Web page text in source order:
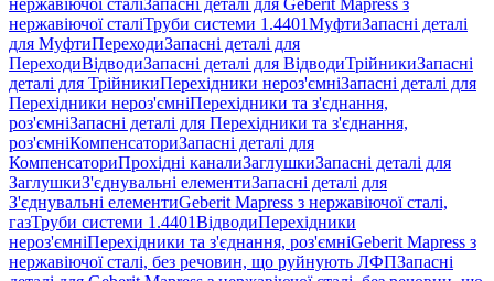
нержавіючої сталіЗапасні деталі для Geberit Mapress з
нержавіючої сталіТруби системи 1.4401МуфтиЗапасні деталі
для МуфтиПереходиЗапасні деталі для
ПереходиВідводиЗапасні деталі для ВідводиТрійникиЗапасні
деталі для ТрійникиПерехідники нероз'ємніЗапасні деталі для
Перехідники нероз'ємніПерехідники та з'єднання,
роз'ємніЗапасні деталі для Перехідники та з'єднання,
роз'ємніКомпенсаториЗапасні деталі для
КомпенсаториПрохідні каналиЗаглушкиЗапасні деталі для
ЗаглушкиЗ'єднувальні елементиЗапасні деталі для
З'єднувальні елементиGeberit Mapress з нержавіючої сталі,
газТруби системи 1.4401ВідводиПерехідники
нероз'ємніПерехідники та з'єднання, роз'ємніGeberit Mapress з
нержавіючої сталі, без речовин, що руйнують ЛФПЗапасні